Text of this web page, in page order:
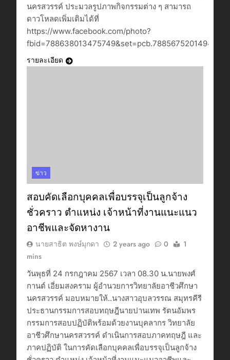
นครสวรรค์ ประมวลรูปภาพกิจกรรมต่าง ๆ สามารถ
ดาวโหลดเพิ่มเติมได้ที่
https://www.facebook.com/photo?
fbid=788638013475749&set=pcb.788567520149465
รายละเอียด
ข่าว
สอบคัดเลือกบุคคลเพื่อบรรจุเป็นลูกจ้าง
ชั่วคราว ตำแหน่ง เจ้าหน้าที่งานแนะแนว
อาชีพและจัดหางาน
นายสาธิต พงษ์มุกดา 2 years ago 0
1
mins
วันพุธที่ 24 กรกฎาคม 2567 เวลา 08.30 น.นายพงศ์
กานต์ เอี่ยมสงคราม ผู้อำนวยการวิทยาลัยอาชีวศึกษา
นครสวรรค์ มอบหมายให้..นางสาวอุบลวรรณ สมุทรคีรี
ประธานกรรมการสอบทฤษฎีนายปานเทพ รัตนอัมพร
กรรมการสอบปฏิบัติพร้อมด้วยงานบุคลากร วิทยาลัย
อาชีวศึกษานครสวรรค์ ดำเนินการสอบภาคทฤษฎี และ
ภาคปฏิบัติ ในการคัดเลือกบุคคลเพื่อบรรจุเป็นลูกจ้าง